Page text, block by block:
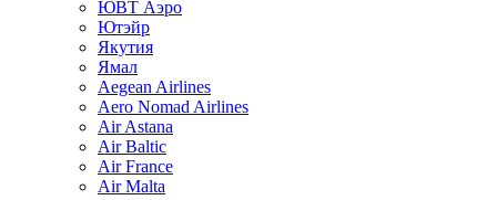
ЮВТ Аэро
Ютэйр
Якутия
Ямал
Aegean Airlines
Aero Nomad Airlines
Air Astana
Air Baltic
Air France
Air Malta